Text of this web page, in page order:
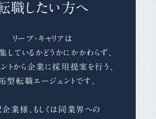
職したい方へ
リープ・キャリアは
ているかどうかにかかわらず、
トから企業に採用提案を行う、
型転職エージェントです。
企業様、もしくは同業界への